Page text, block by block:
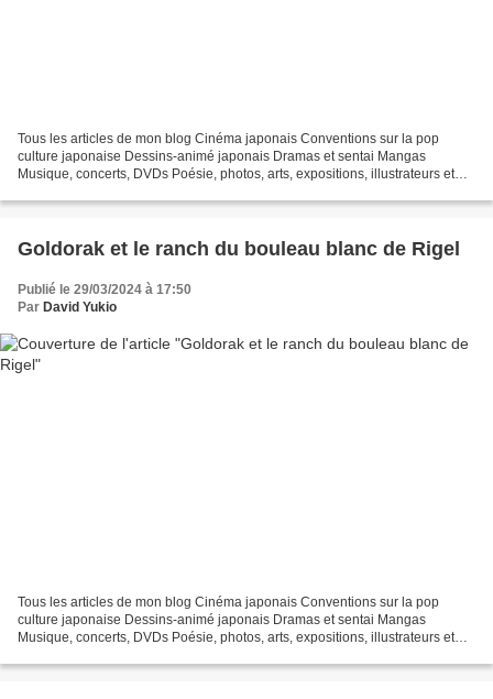
Tous les articles de mon blog Cinéma japonais Conventions sur la pop
culture japonaise Dessins-animé japonais Dramas et sentai Mangas
Musique, concerts, DVDs Poésie, photos, arts, expositions, illustrateurs et
Goldorak et le ranch du bouleau blanc de Rigel
Publié le 29/03/2024 à 17:50
Par David Yukio
Tous les articles de mon blog Cinéma japonais Conventions sur la pop
culture japonaise Dessins-animé japonais Dramas et sentai Mangas
Musique, concerts, DVDs Poésie, photos, arts, expositions, illustrateurs et